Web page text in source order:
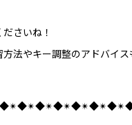
さいね！
法やキー調整のアドバイ